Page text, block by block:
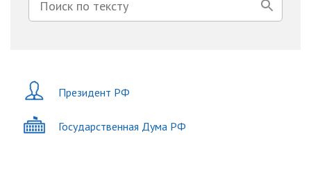
Президент РФ
Государственная Дума РФ